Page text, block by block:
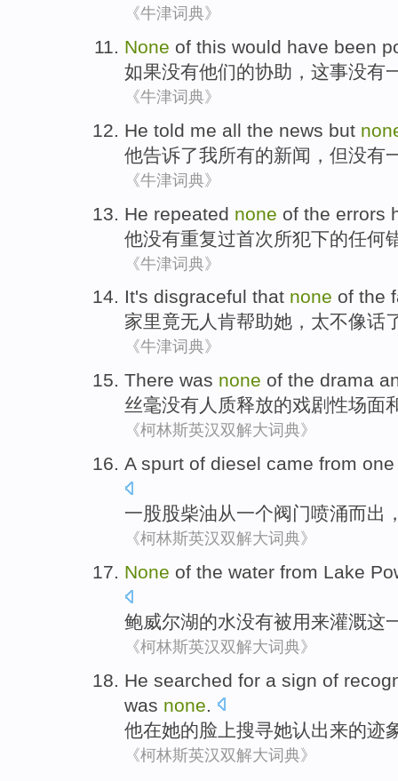
《牛津词典》
None of this would have been
如果没有他们的协助 ， 这事没有
《牛津词典》
He told me all the news but
他告诉了我所有的新闻 ， 但没有
《牛津词典》
He repeated none of the errors
他没有重复过首次所犯下的任何
《牛津词典》
It's disgraceful that none of the
家里竟无人 肯帮助她， 太不像话
《牛津词典》
There was none of the drama
丝毫没有人质释放的戏剧性场面
《柯林斯英汉双解大词典》
A spurt of diesel came from one
一股股柴油从一个阀门喷涌而出
《柯林斯英汉双解大词典》
None of the water from Lake
鲍威尔湖的水没有被用来灌溉这
《柯林斯英汉双解大词典》
He searched for a sign of
was none
他在她的脸上搜寻她认出来的迹
《柯林斯英汉双解大词典》